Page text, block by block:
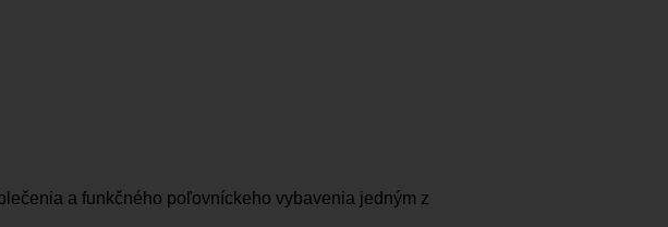
a funkčného poľovníckeho vybavenia jedným z